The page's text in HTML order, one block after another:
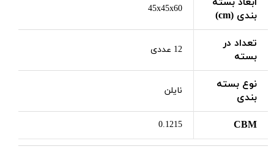
بندی (cm)
45x45x60
تعداد در
بسته
12 عددی
نوع بسته
بندی
نایلن
CBM
0.1215